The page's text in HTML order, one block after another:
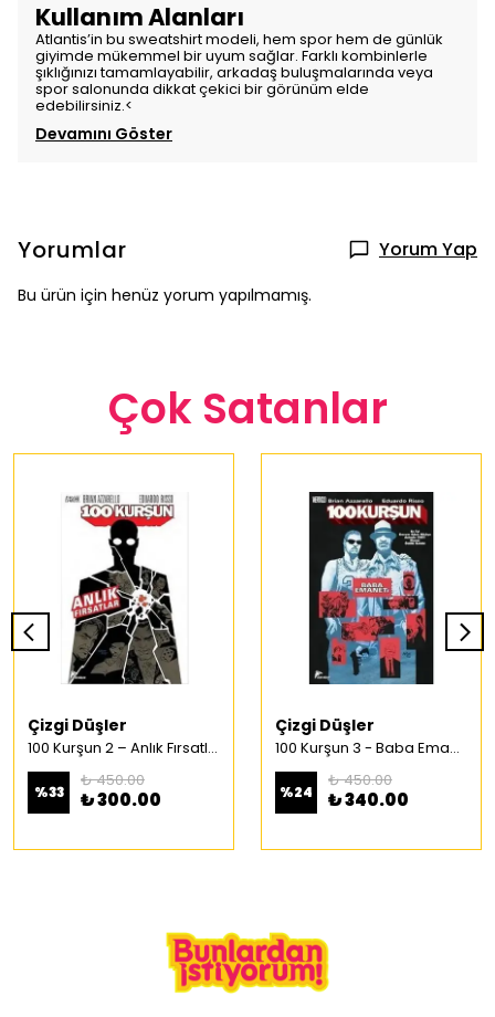
Kullanım Alanları
Atlantis’in bu sweatshirt modeli, hem spor hem de günlük
giyimde mükemmel bir uyum sağlar. Farklı kombinlerle
şıklığınızı tamamlayabilir, arkadaş buluşmalarında veya
spor salonunda dikkat çekici bir görünüm elde
edebilirsiniz.<
Devamını Göster
Yorumlar Yorum Yap
Bu ürün için henüz yorum yapılmamış.
Çok Satanlar
Çizgi Düşler
100 Kurşun 2 – Anlık Fırsatlar Türkçe Çizgi Roman
%33
₺ 450.00
₺ 300.00
Çizgi Düşler
100 Kurşun 3 - Baba Emaneti Türkçe Çizgi Roman
%24
₺ 450.00
₺ 340.00